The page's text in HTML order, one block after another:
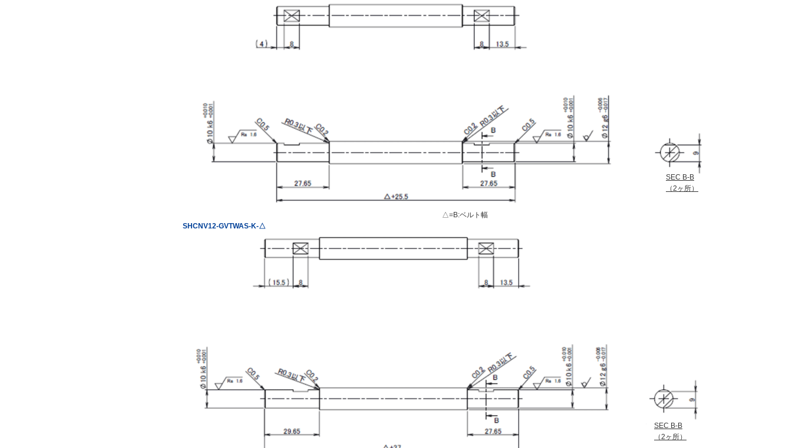
SEC B-B
（2ヶ所）
△=B:ベルト幅
SHCNV12-GVTWAS-K-△
SEC B-B
（2ヶ所）